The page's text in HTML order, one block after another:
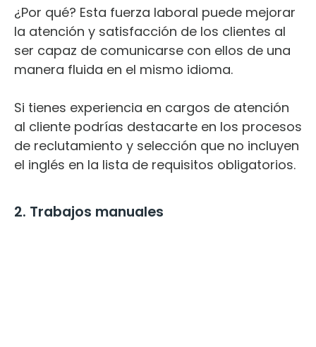
¿Por qué? Esta fuerza laboral puede mejorar
la atención y satisfacción de los clientes al
ser capaz de comunicarse con ellos de una
manera fluida en el mismo idioma.
Si tienes experiencia en cargos de atención
al cliente podrías destacarte en los procesos
de reclutamiento y selección que no incluyen
el inglés en la lista de requisitos obligatorios.
2. Trabajos manuales